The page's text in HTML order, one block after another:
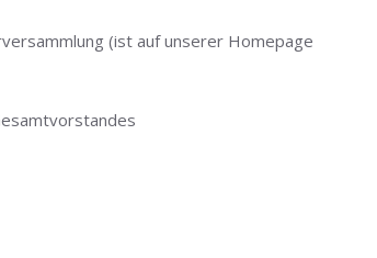
(ist auf unserer Homepage